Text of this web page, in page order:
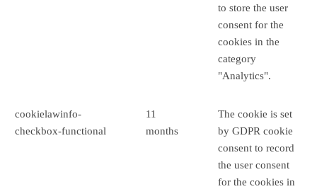
to store the user
consent for the
cookies in the
category
"Analytics".
cookielawinfo-
checkbox-functional
11
months
The cookie is set
by GDPR cookie
consent to record
the user consent
for the cookies in